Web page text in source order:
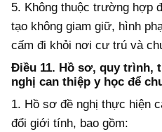
5. Không thuộc trường hợp
tạo không giam giữ, hình
cấm đi khỏi nơi cư trú và
Điều 11. Hồ sơ, quy trình,
nghị can thiệp y học để
1. Hồ sơ đề nghị thực hiện
đổi giới tính, bao gồm: